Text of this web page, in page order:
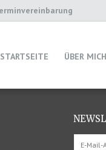
STARTSEITE ÜBER MICH